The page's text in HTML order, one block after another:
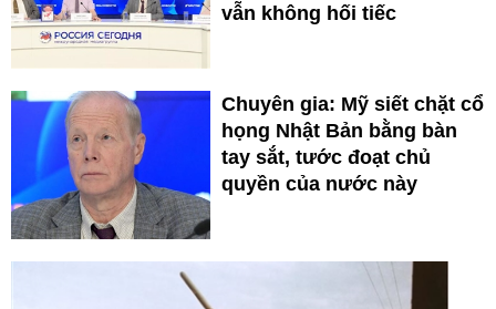
vẫn không hối tiếc
Chuyên gia: Mỹ siết chặt cổ
họng Nhật Bản bằng bàn
tay sắt, tước đoạt chủ
quyền của nước này